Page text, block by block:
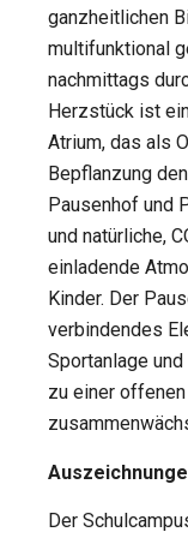
ganzheitlichen
multifunktional
nachmittags
Herzstück ist
Atrium, das als
Bepflanzung
Pausenhof und
und natürliche,
einladende
Kinder. Der
verbindendes
Sportanlage
zu einer
Der